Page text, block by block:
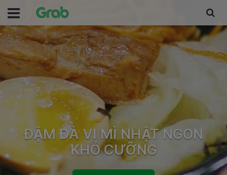
ĐẬM ĐÀ VỊ MÌ NHẬT NGON
KHÓ CƯỠNG